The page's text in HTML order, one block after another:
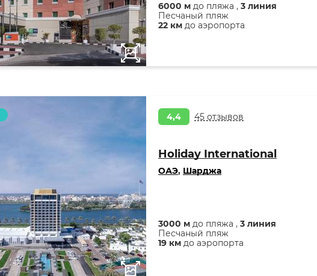
6000 м до пляжа , 3 линия
Песчаный пляж
22 км до аэропорта
4,4 45 отзывов
Holiday International
ОАЭ, Шарджа
3000 м до пляжа , 3 линия
Песчаный пляж
19 км до аэропорта